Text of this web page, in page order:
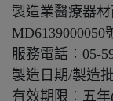
製造業醫療器
MD6139000050
服務電話
製造日期/製造
有效期限︰五